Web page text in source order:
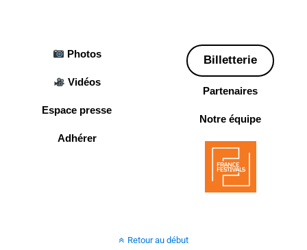
Photos
Vidéos
Espace presse
Adhérer
Billetterie
Partenaires
Notre équipe
Retour au début